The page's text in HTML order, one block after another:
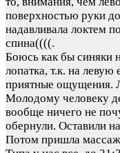
поверхностью руки
надавливала локтем
спина((((.
Боюсь как бы синяки
лопатка, т.к. на
приятные ощущения.
Молодому человеку
вообще ничего не
обернули. Оставили
Потом пришла